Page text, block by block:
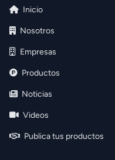
Inicio
Nosotros
Empresas
Productos
Noticias
Videos
Publica tus productos